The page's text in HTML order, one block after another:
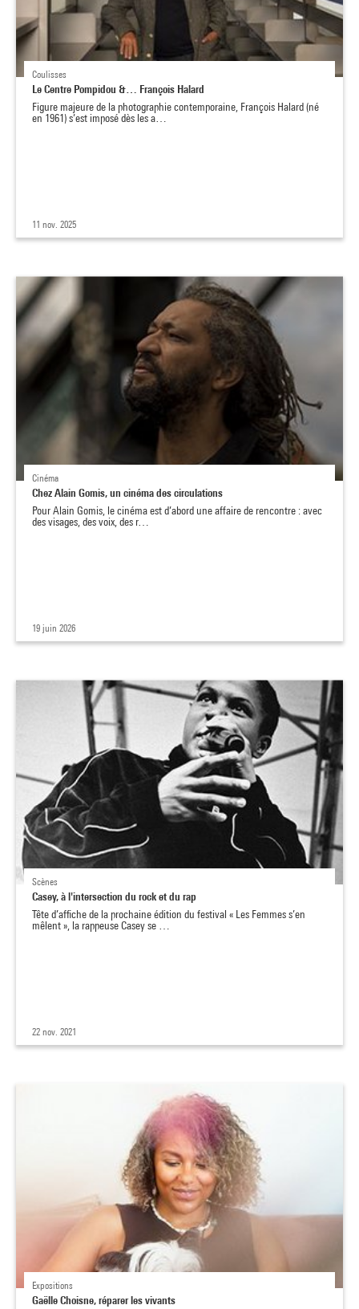
Coulisses
Le Centre Pompidou &… François Halard
Figure majeure de la photographie contemporaine, François Halard (né
en 1961) s’est imposé dès les a…
11 nov. 2025
Cinéma
Chez Alain Gomis, un cinéma des circulations
Pour Alain Gomis, le cinéma est d’abord une affaire de rencontre : avec
des visages, des voix, des r…
19 juin 2026
Scènes
Casey, à l'intersection du rock et du rap
Tête d’affiche de la prochaine édition du festival « Les Femmes s’en
mêlent », la rappeuse Casey se …
22 nov. 2021
Expositions
Gaëlle Choisne, réparer les vivants